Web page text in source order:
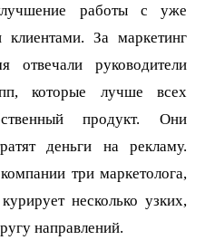
работы с уже
За маркетинг
отвечали руководители
которые лучше всех
продукт. Они
деньги на рекламу.
три маркетолога,
несколько узких,
направлений.